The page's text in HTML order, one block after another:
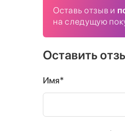
Оставь отзыв и
на следущую
Оставить
Имя*